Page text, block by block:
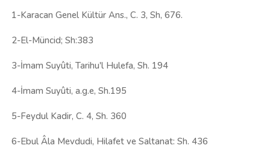
1-Karacan Genel Kültür Ans., C. 3, Sh, 676.
2-El-Müncid; Sh:383
3-İmam Suyûti, Tarihu'l Hulefa, Sh. 194
4-İmam Suyûti, a.g.e, Sh.195
5-Feydul Kadir, C. 4, Sh. 360
6-Ebul Âla Mevdudi, Hilafet ve Saltanat: Sh. 436